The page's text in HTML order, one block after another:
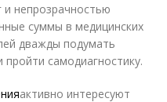
и непрозрачностью
суммы в медицинских
дважды подумать
самодиагностику.
активно интересуют